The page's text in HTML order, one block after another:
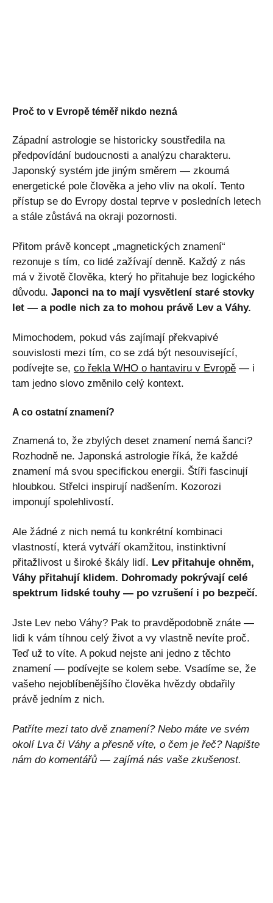
Proč to v Evropě téměř nikdo nezná
Západní astrologie se historicky soustředila na
předpovídání budoucnosti a analýzu charakteru.
Japonský systém jde jiným směrem — zkoumá
energetické pole člověka a jeho vliv na okolí. Tento
přístup se do Evropy dostal teprve v posledních letech
a stále zůstává na okraji pozornosti.
Přitom právě koncept „magnetických znamení“
rezonuje s tím, co lidé zažívají denně. Každý z nás
má v životě člověka, který ho přitahuje bez logického
důvodu. Japonci na to mají vysvětlení staré stovky
let — a podle nich za to mohou právě Lev a Váhy.
Mimochodem, pokud vás zajímají překvapivé
souvislosti mezi tím, co se zdá být nesouvisející,
podívejte se, co řekla WHO o hantaviru v Evropě — i
tam jedno slovo změnilo celý kontext.
A co ostatní znamení?
Znamená to, že zbylých deset znamení nemá šanci?
Rozhodně ne. Japonská astrologie říká, že každé
znamení má svou specifickou energii. Štíři fascinují
hloubkou. Střelci inspirují nadšením. Kozorozi
imponují spolehlivostí.
Ale žádné z nich nemá tu konkrétní kombinaci
vlastností, která vytváří okamžitou, instinktivní
přitažlivost u široké škály lidí. Lev přitahuje ohněm,
Váhy přitahují klidem. Dohromady pokrývají celé
spektrum lidské touhy — po vzrušení i po bezpečí.
Jste Lev nebo Váhy? Pak to pravděpodobně znáte —
lidi k vám tíhnou celý život a vy vlastně nevíte proč.
Teď už to víte. A pokud nejste ani jedno z těchto
znamení — podívejte se kolem sebe. Vsadíme se, že
vašeho nejoblíbenějšího člověka hvězdy obdařily
právě jedním z nich.
Patříte mezi tato dvě znamení? Nebo máte ve svém
okolí Lva či Váhy a přesně víte, o čem je řeč? Napište
nám do komentářů — zajímá nás vaše zkušenost.